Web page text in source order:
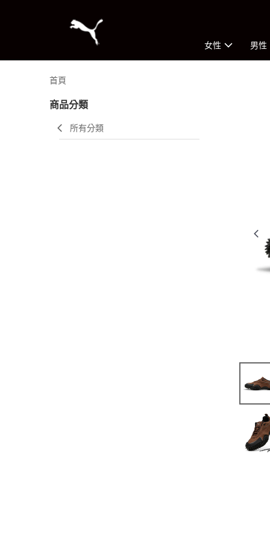
女性 男性
首頁
商品分類
所有分類